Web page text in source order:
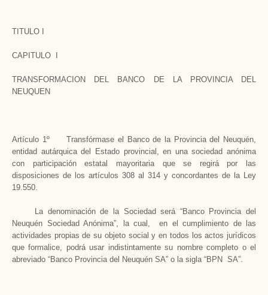
TITULO I
CAPITULO I
TRANSFORMACION DEL BANCO DE LA PROVINCIA DEL
NEUQUEN
Artículo 1º Transfórmase el Banco de la Provincia del Neuquén,
entidad autárquica del Estado provincial, en una sociedad anónima
con participación estatal mayoritaria que se regirá por las
disposiciones de los artículos 308 al 314 y concordantes de la Ley
19.550.
La denominación de la Sociedad será “Banco Provincia del
Neuquén Sociedad Anónima”, la cual, en el cumplimiento de las
actividades propias de su objeto social y en todos los actos jurídicos
que formalice, podrá usar indistintamente su nombre completo o el
abreviado “Banco Provincia del Neuquén SA” o la sigla “BPN SA”.